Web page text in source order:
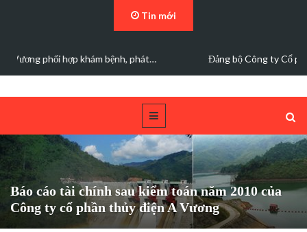
Tin mới
Đảng bộ Công ty Cổ phần Thủy điện A Vương sơ kết…
Báo cáo tài chính sau kiểm toán năm 2010 của
Công ty cổ phần thủy điện A Vương